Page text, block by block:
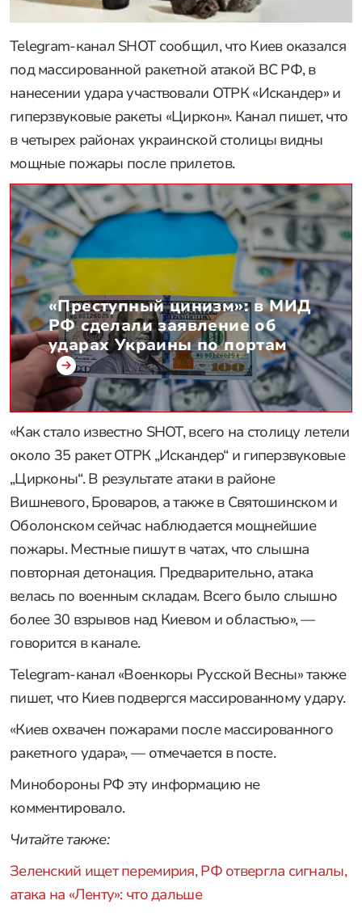
Telegram-канал SHOT сообщил, что Киев оказался
под массированной ракетной атакой ВС РФ, в
нанесении удара участвовали ОТРК «Искандер» и
гиперзвуковые ракеты «Циркон». Канал пишет, что
в четырех районах украинской столицы видны
мощные пожары после прилетов.
«Преступный цинизм»: в МИД
РФ сделали заявление об
ударах Украины по портам
«Как стало известно SHOT, всего на столицу летели
около 35 ракет ОТРК „Искандер“ и гиперзвуковые
„Цирконы“. В результате атаки в районе
Вишневого, Броваров, а также в Святошинском и
Оболонском сейчас наблюдается мощнейшие
пожары. Местные пишут в чатах, что слышна
повторная детонация. Предварительно, атака
велась по военным складам. Всего было слышно
более 30 взрывов над Киевом и областью», —
говорится в канале.
Telegram-канал «Военкоры Русской Весны» также
пишет, что Киев подвергся массированному удару.
«Киев охвачен пожарами после массированного
ракетного удара», — отмечается в посте.
Минобороны РФ эту информацию не
комментировало.
Читайте также:
Зеленский ищет перемирия, РФ отвергла сигналы,
атака на «Ленту»: что дальше